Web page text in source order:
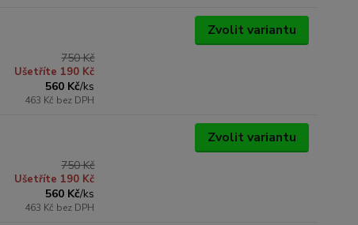
750 Kč
Ušetříte 190 Kč
560 Kč/ks
463 Kč bez DPH
Zvolit variantu
750 Kč
Ušetříte 190 Kč
560 Kč/ks
463 Kč bez DPH
Zvolit variantu